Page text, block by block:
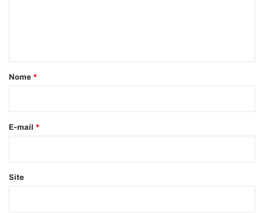
r
*
Nome *
E-mail *
Site